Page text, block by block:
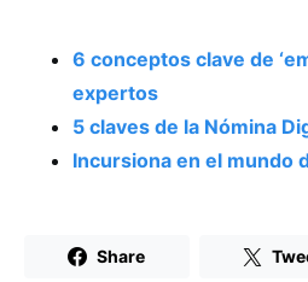
6 conceptos clave de
expertos
5 claves de la Nómina
Incursiona en el mundo
Share